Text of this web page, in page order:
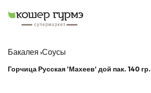
Бакалея ›Соусы
Горчица Русская 'Махеев' дой пак. 140 гр.